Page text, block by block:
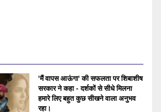
'मैं वापस आऊंगा' की सफलता पर शिबाशीष
सरकार ने कहा - दर्शकों से सीधे मिलना
हमारे लिए बहुत कुछ सीखने वाला अनुभव
रहा।